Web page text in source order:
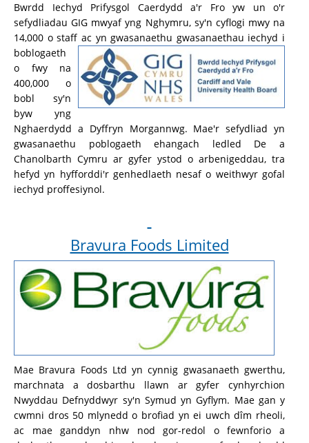
Bwrdd Iechyd Prifysgol Caerdydd a'r Fro yw un o'r
sefydliadau GIG mwyaf yng Nghymru, sy'n cyflogi mwy na
14,000 o staff ac yn gwasanaethu gwasanaethau iechyd i
boblogaeth
o fwy na
400,000 o
bobl sy'n
byw yng
Nghaerdydd a Dyffryn Morgannwg. Mae'r sefydliad yn
gwasanaethu poblogaeth ehangach ledled De a
Chanolbarth Cymru ar gyfer ystod o arbenigeddau, tra
hefyd yn hyfforddi'r genhedlaeth nesaf o weithwyr gofal
iechyd proffesiynol.
Bravura Foods Limited
Mae Bravura Foods Ltd yn cynnig gwasanaeth gwerthu,
marchnata a dosbarthu llawn ar gyfer cynhyrchion
Nwyddau Defnyddwyr sy'n Symud yn Gyflym. Mae gan y
cwmni dros 50 mlynedd o brofiad yn ei uwch dîm rheoli,
ac mae ganddyn nhw nod gor-redol o fewnforio a